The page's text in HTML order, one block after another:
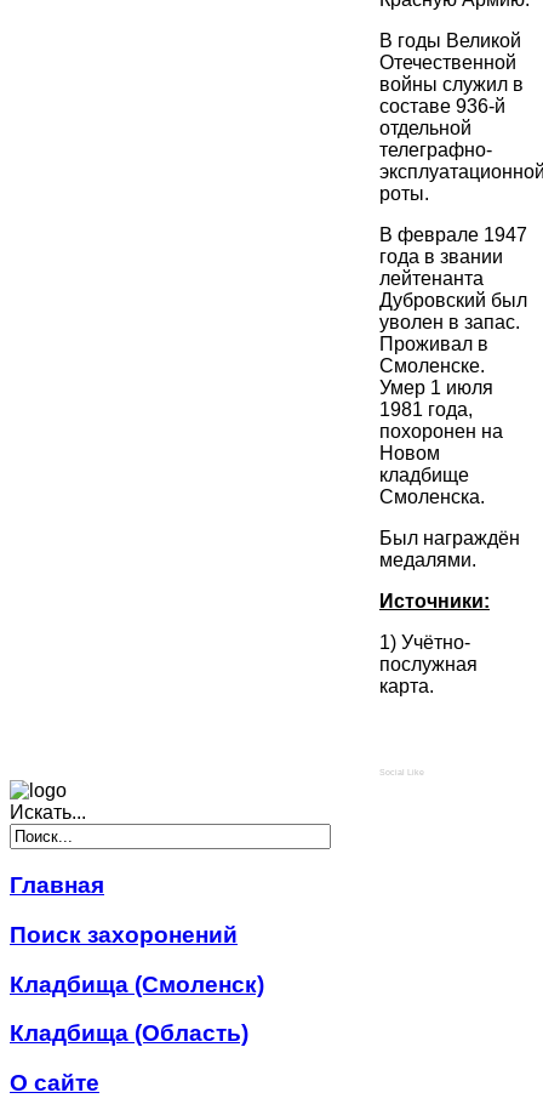
В годы Великой
Отечественной
войны служил в
составе 936-й
отдельной
телеграфно-
роты.
В феврале 1947
года в звании
лейтенанта
Дубровский был
уволен в запас.
Проживал в
Смоленске.
Умер 1 июля
1981 года,
похоронен на
Новом
кладбище
Смоленска.
Был награждён
медалями.
Источники:
1) Учётно-
послужная
карта.
Social Like
Искать...
Главная
Поиск захоронений
Кладбища (Смоленск)
Кладбища (Область)
О сайте